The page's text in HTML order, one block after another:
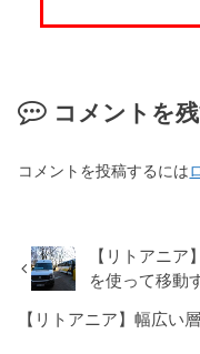
コメントを
コメントを投稿するには
【リトアニ
を使って移動
【リトアニア】幅広い